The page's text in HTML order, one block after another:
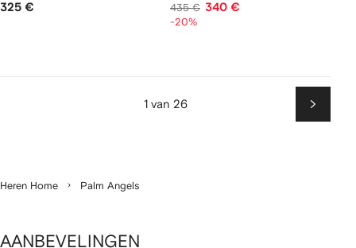
325 € 435 € 340 €
-20%
1 van 26
Heren Home Palm Angels
AANBEVELINGEN